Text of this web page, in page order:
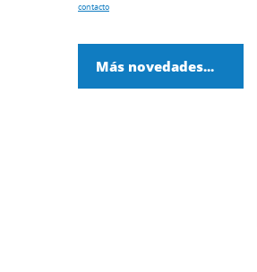
contacto
Más novedades...